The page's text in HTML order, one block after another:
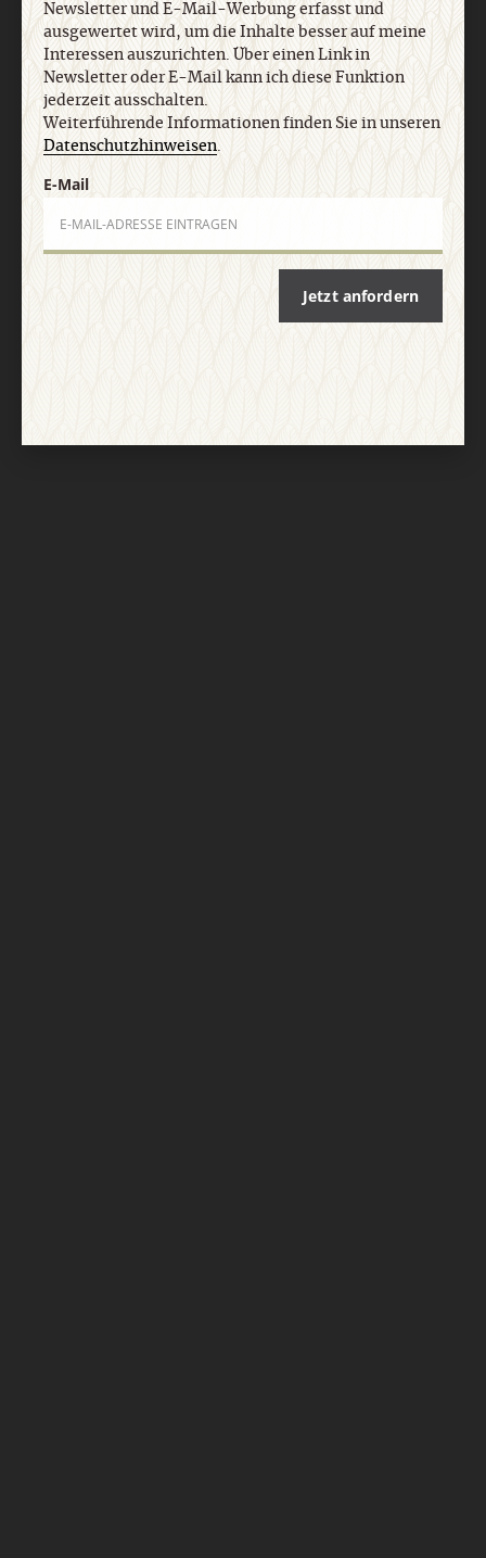
Nach oben
Newsletter und E-Mail-Werbung erfasst und
ausgewertet wird, um die Inhalte besser auf meine
Interessen auszurichten. Über einen Link in
Newsletter oder E-Mail kann ich diese Funktion
jederzeit ausschalten.
Weiterführende Informationen finden Sie in unseren
Datenschutzhinweisen.
E-Mail
Jetzt anfordern